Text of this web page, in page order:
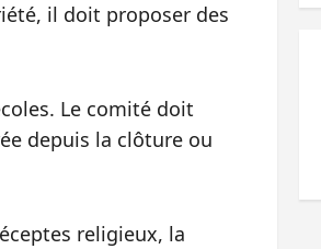
il doit proposer des
Le comité doit
depuis la clôture ou
religieux, la